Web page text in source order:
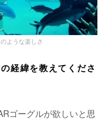
ような楽しさ
経緯を教えてくださ
ゴーグルが欲しいと思